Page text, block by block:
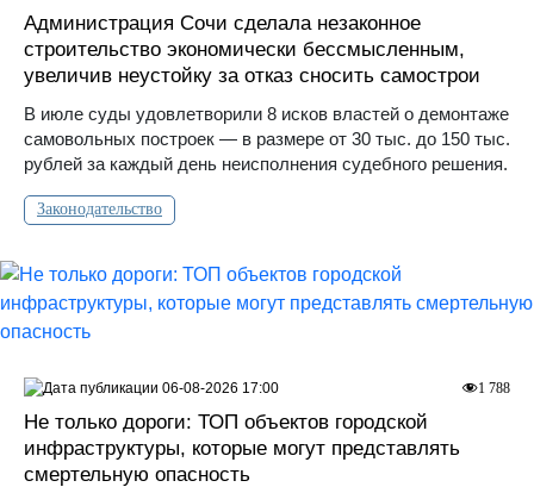
Администрация Сочи сделала незаконное
строительство экономически бессмысленным,
увеличив неустойку за отказ сносить самострои
В июле суды удовлетворили 8 исков властей о демонтаже
самовольных построек — в размере от 30 тыс. до 150 тыс.
рублей за каждый день неисполнения судебного решения.
Законодательство
Не только дороги: ТОП объектов городской
инфраструктуры, которые могут представлять
смертельную опасность
1 788
06-08-2026 17:00